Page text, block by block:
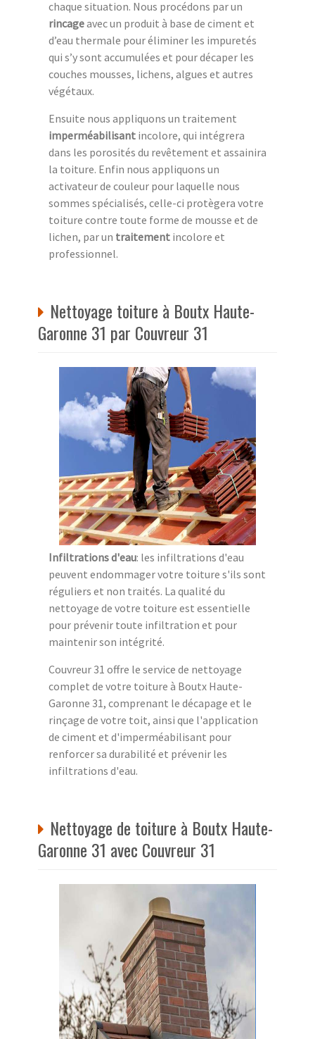
chaque situation. Nous procédons par un
rincageavec un produit à base de ciment et
d’eau thermale pour éliminer les impuretés
qui s’y sont accumulées et pour décaper les
couches mousses, lichens, algues et autres
végétaux.
Ensuite nous appliquons un traitement
imperméabilisant incolore, qui intégrera
dans les porosités du revêtement et assainira
la toiture. Enfin nous appliquons un
activateur de couleur pour laquelle nous
sommes spécialisés, celle-ci protègera votre
toiture contre toute forme de mousse et de
lichen, par un traitement incolore et
professionnel.
Nettoyage toiture à Boutx Haute-
Garonne 31 par Couvreur 31
Infiltrations d'eau: les infiltrations d'eau
peuvent endommager votre toiture s'ils sont
réguliers et non traités. La qualité du
nettoyage de votre toiture est essentielle
pour prévenir toute infiltration et pour
maintenir son intégrité.
Couvreur 31 offre le service de nettoyage
complet de votre toiture à Boutx Haute-
Garonne 31, comprenant le décapage et le
rinçage de votre toit, ainsi que l'application
de ciment et d'imperméabilisant pour
renforcer sa durabilité et prévenir les
infiltrations d'eau.
Nettoyage de toiture à Boutx Haute-
Garonne 31 avec Couvreur 31